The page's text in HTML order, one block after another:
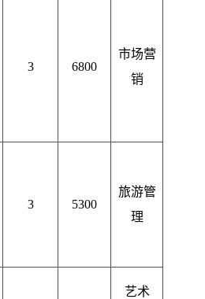
3 6800
市场营
销
3 5300
旅游管
理
艺术